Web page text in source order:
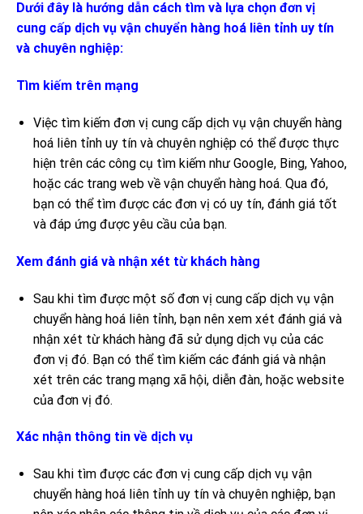
Dưới đây là hướng dẫn cách tìm và lựa chọn đơn vị
cung cấp dịch vụ vận chuyển hàng hoá liên tỉnh uy tín
và chuyên nghiệp:
Tìm kiếm trên mạng
Việc tìm kiếm đơn vị cung cấp dịch vụ vận chuyển hàng
hoá liên tỉnh uy tín và chuyên nghiệp có thể được thực
hiện trên các công cụ tìm kiếm như Google, Bing, Yahoo,
hoặc các trang web về vận chuyển hàng hoá. Qua đó,
bạn có thể tìm được các đơn vị có uy tín, đánh giá tốt
và đáp ứng được yêu cầu của bạn.
Xem đánh giá và nhận xét từ khách hàng
Sau khi tìm được một số đơn vị cung cấp dịch vụ vận
chuyển hàng hoá liên tỉnh, bạn nên xem xét đánh giá và
nhận xét từ khách hàng đã sử dụng dịch vụ của các
đơn vị đó. Bạn có thể tìm kiếm các đánh giá và nhận
xét trên các trang mạng xã hội, diễn đàn, hoặc website
của đơn vị đó.
Xác nhận thông tin về dịch vụ
Sau khi tìm được các đơn vị cung cấp dịch vụ vận
chuyển hàng hoá liên tỉnh uy tín và chuyên nghiệp, bạn